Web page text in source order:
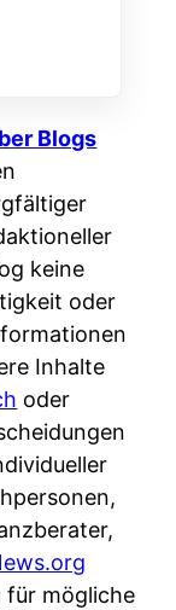
Blogs
keine
oder
Inhalte
oder
für mögliche